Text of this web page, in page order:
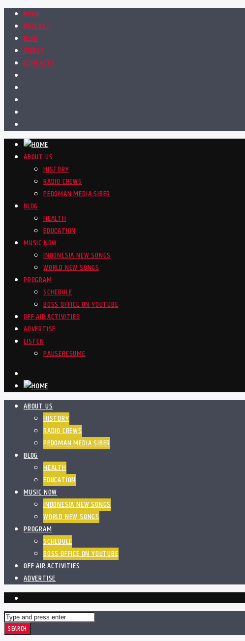
HOME
PODCAST
BLOG
VIDEOS
CONTACTS
ABOUT US
HISTORY
RADIO CREWS
PEDOMAN MEDIA SIBER
BLOG
HEALTH
EDUCATION
MUSIC NOW
INDONESIA NEW SONGS
WORLD NEW SONGS
PROGRAM
SCHEDULE
BOSS OFFICE ON YOUTUBE
OFF AIR ACTIVITIES
ADVERTISE
LISTEN
PAUSERESUME
ABOUT US
HISTORY
RADIO CREWS
PEDOMAN MEDIA SIBER
BLOG
HEALTH
EDUCATION
MUSIC NOW
INDONESIA NEW SONGS
WORLD NEW SONGS
PROGRAM
SCHEDULE
BOSS OFFICE ON YOUTUBE
OFF AIR ACTIVITIES
ADVERTISE